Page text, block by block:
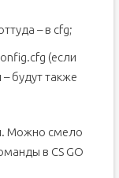
– в cfg;
(если
будут также
Можно смело
в CS GO